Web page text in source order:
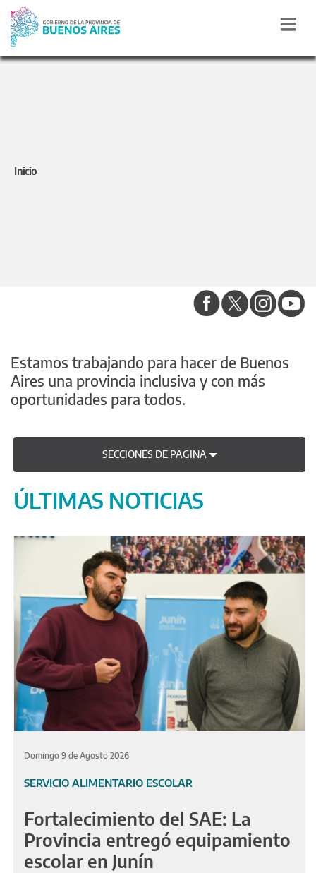
Inicio
Estamos trabajando para hacer de Buenos
Aires una provincia inclusiva y con más
oportunidades para todos.
SECCIONES DE PAGINA
ÚLTIMAS NOTICIAS
Domingo 9 de Agosto 2026
SERVICIO ALIMENTARIO ESCOLAR
Fortalecimiento del SAE: La
Provincia entregó equipamiento
escolar en Junín